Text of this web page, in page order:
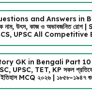
and Answers in
নাম, উৎস, কাজ ও অভাবজনিত
UPSC All Competitive
GK in Bengali Part 10
UPSC, TET, KP সকল
MCQ ২০২৬ | ১৮৫৮-১৯৪৭